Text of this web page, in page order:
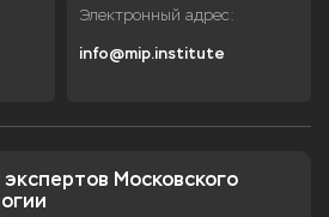
Электронный адрес:
info@mip.institute
Московского